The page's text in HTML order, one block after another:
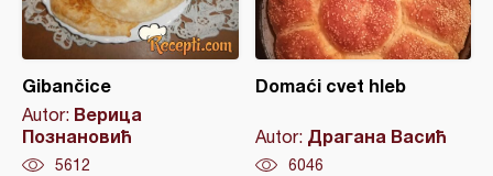
Gibančice
Autor: Верица
Познановић
5612
Domaći cvet hleb
Autor: Драгана Васић
6046